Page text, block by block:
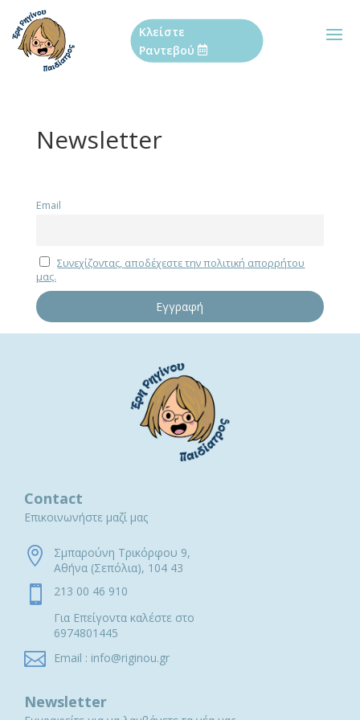
Κλείστε
Ραντεβού
Newsletter
Email
Συνεχίζοντας, αποδέχεστε την πολιτική απορρήτου
μας.
Contact
Επικοινωνήστε μαζί μας

Σμπαρούνη Τρικόρφου 9,
Αθήνα (Σεπόλια), 104 43

213 00 46 910
Για Επείγοντα καλέστε στο
6974801445
 Email : info@riginou.gr
Newsletter